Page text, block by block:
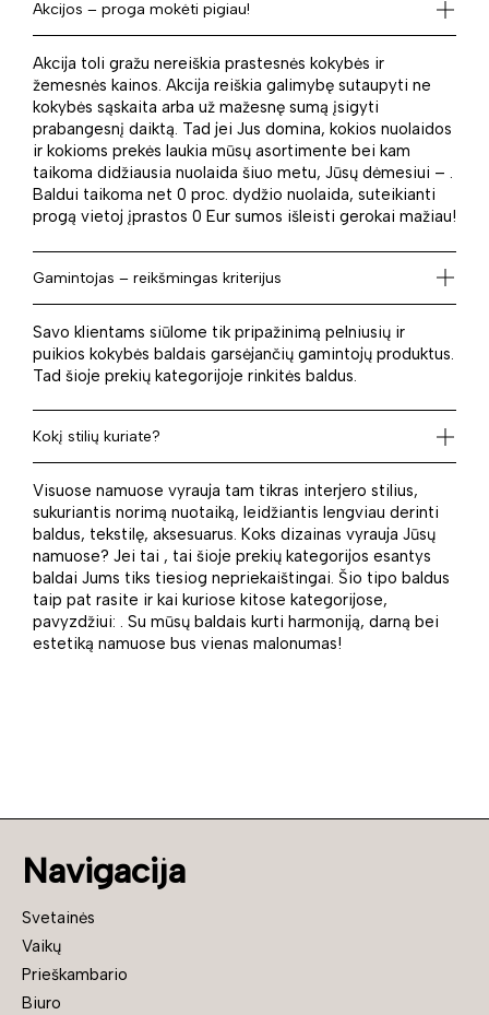
Akcijos – proga mokėti pigiau!
Akcija toli gražu nereiškia prastesnės kokybės ir
žemesnės kainos. Akcija reiškia galimybę sutaupyti ne
kokybės sąskaita arba už mažesnę sumą įsigyti
prabangesnį daiktą. Tad jei Jus domina, kokios nuolaidos
ir kokioms prekės laukia mūsų asortimente bei kam
taikoma didžiausia nuolaida šiuo metu, Jūsų dėmesiui – .
Baldui taikoma net 0 proc. dydžio nuolaida, suteikianti
progą vietoj įprastos 0 Eur sumos išleisti gerokai mažiau!
Gamintojas – reikšmingas kriterijus
Savo klientams siūlome tik pripažinimą pelniusių ir
puikios kokybės baldais garsėjančių gamintojų produktus.
Tad šioje prekių kategorijoje rinkitės baldus.
Kokį stilių kuriate?
Visuose namuose vyrauja tam tikras interjero stilius,
sukuriantis norimą nuotaiką, leidžiantis lengviau derinti
baldus, tekstilę, aksesuarus. Koks dizainas vyrauja Jūsų
namuose? Jei tai , tai šioje prekių kategorijos esantys
baldai Jums tiks tiesiog nepriekaištingai. Šio tipo baldus
taip pat rasite ir kai kuriose kitose kategorijose,
pavyzdžiui: . Su mūsų baldais kurti harmoniją, darną bei
estetiką namuose bus vienas malonumas!
Navigacija
Svetainės
Vaikų
Prieškambario
Biuro